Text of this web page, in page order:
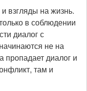
взгляды на жизнь.
в соблюдении
диалог с
не на
пропадает диалог и
там и